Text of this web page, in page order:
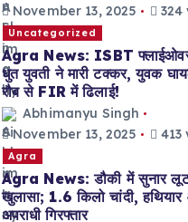
November 13, 2025
324
Uncategorized
Agra News: ISBT
धुत युवती ने मारी टक्कर, युवक
रौब से FIR में ढिलाई!
Abhimanyu Singh
November 13, 2025
413
Agra
Agra News: डौकी में सुनार
खुलासा; 1.6 किलो चांदी,
अपराधी गिरफ्तार